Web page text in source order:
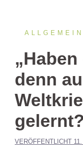
ALLGEMEIN
denn
VERÖFFENTLICHT